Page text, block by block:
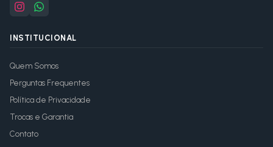
INSTITUCIONAL
Quem Somos
Perguntas Frequentes
Política de Privacidade
Trocas e Garantia
Contato